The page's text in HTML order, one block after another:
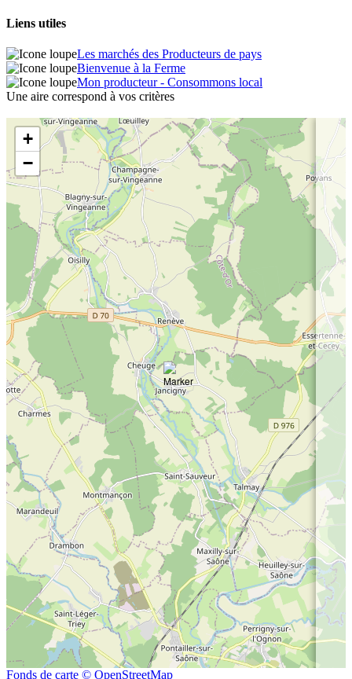
Liens utiles
Les marchés des Producteurs de pays
Bienvenue à la Ferme
Mon producteur - Consommons local
Une aire correspond à vos critères
+
−
Fonds de carte © OpenStreetMap